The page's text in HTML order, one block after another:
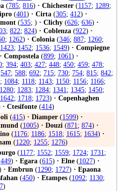
(785; 816) · Chichester (1157; 1289;
(401) · Cirta (305; 412) ·
(535; ) · Clichy (626; 636) ·
; 822; 824) · Coblenza (922) ·
; 1262) · Colonia (346; 887; 1260;
1423; 1452; 1536; 1549) · Compiegne
· Compostela (899; 1061) ·
; 394; 403; 427; 448; 450; 459; 478;
547; 588; 692; 715; 730; 754; 815; 842;
; 1084; 1118; 1143; 1150; 1156; 1166;
1280; 1283; 1284; 1341; 1345; 1450;
1642; 1718; 1723) · Copenhaghen
· Ctesifonte (414)
(415) · Diamper (1599) ·
(1005) · Douzi (871; 874) ·
(1176; 1186; 1518; 1615; 1634) ·
(1220; 1255; 1276)
(1177; 1552; 1559; 1724; 1731;
449) · Egara (615) · Elne (1027) ·
· Embrun (1290; 1727) · Epaona
(450) · Etampes (1092; 1130;
)